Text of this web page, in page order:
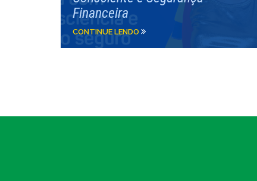
Financeira
CONTINUE LENDO